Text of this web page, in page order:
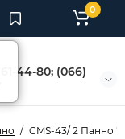
44-80; (066)
0
CMS-43/ 2 Панно